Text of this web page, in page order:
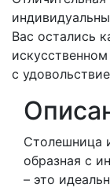
Вас остались
с
Столешница
образная с
– это